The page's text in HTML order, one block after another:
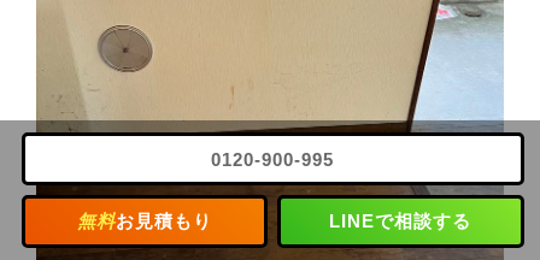
0120-900-995
無料お見積もり LINEで相談する